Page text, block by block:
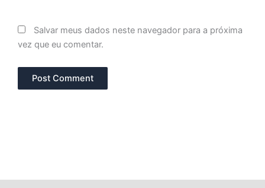
Salvar meus dados neste navegador para a próxima
vez que eu comentar.